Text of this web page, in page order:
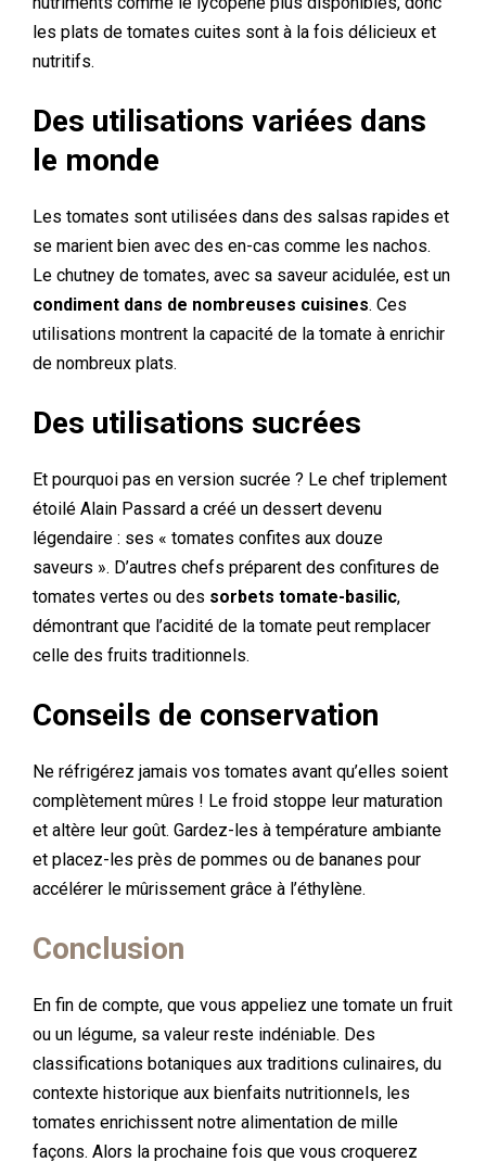
les plats de tomates cuites sont à la fois délicieux et
nutritifs.
Des utilisations variées dans
le monde
Les tomates sont utilisées dans des salsas rapides et
se marient bien avec des en-cas comme les nachos.
Le chutney de tomates, avec sa saveur acidulée, est un
condiment dans de nombreuses cuisines. Ces
utilisations montrent la capacité de la tomate à enrichir
de nombreux plats.
Des utilisations sucrées
Et pourquoi pas en version sucrée ? Le chef triplement
étoilé Alain Passard a créé un dessert devenu
légendaire : ses « tomates confites aux douze
saveurs ». D’autres chefs préparent des confitures de
tomates vertes ou des sorbets tomate-basilic,
démontrant que l’acidité de la tomate peut remplacer
celle des fruits traditionnels.
Conseils de conservation
Ne réfrigérez jamais vos tomates avant qu’elles soient
complètement mûres ! Le froid stoppe leur maturation
et altère leur goût. Gardez-les à température ambiante
et placez-les près de pommes ou de bananes pour
accélérer le mûrissement grâce à l’éthylène.
Conclusion
En fin de compte, que vous appeliez une tomate un fruit
ou un légume, sa valeur reste indéniable. Des
classifications botaniques aux traditions culinaires, du
contexte historique aux bienfaits nutritionnels, les
tomates enrichissent notre alimentation de mille
façons. Alors la prochaine fois que vous croquerez